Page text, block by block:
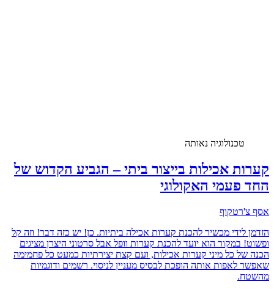
טכנולוגיה נאותה
קערות אכילות בייצור ביתי – הגביע הקדוש של
החד פעמי האקולוגי
אסף צ'רטקוף
הזדמן לידי מכשיר להכנת קערות אכילה ביתיות. כן! יש כזה דבר! וזה קל
ופשוט! במקור הוא יועד להכנת קערות וופל אבל סרטוני היצרן מציגים
הכנה של כל מיני קערות אכילות, ועם קצת יצירתיות כמעט כל פחמימה
שאפשר לאפות אותה הופכת לבסיס מעניין לניסוי. רשמים ודוגמיות
מהשטח.